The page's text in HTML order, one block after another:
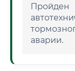
аварии.